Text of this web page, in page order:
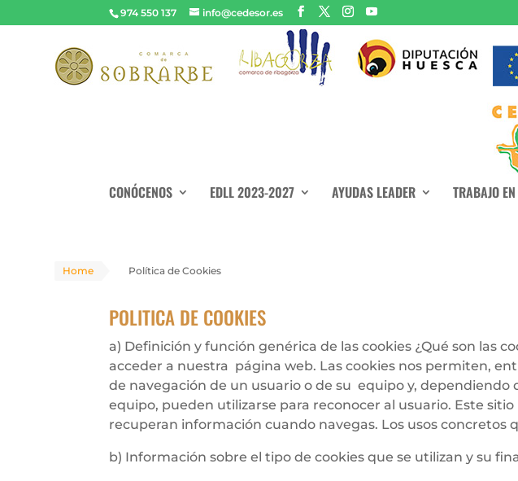
974 550 137 info@cedesor.es
CONÓCENOS EDLL 2023-2027 AYUDAS LEADER TRABAJO
Home Política de Cookies
POLITICA DE COOKIES
a) Definición y función genérica de las cookies ¿Qué son las
acceder a nuestra página web. Las cookies nos permiten,
de navegación de un usuario o de su equipo y,
equipo, pueden utilizarse para reconocer al usuario. Este
recuperan información cuando navegas. Los usos
b) Información sobre el tipo de cookies que se utilizan y su